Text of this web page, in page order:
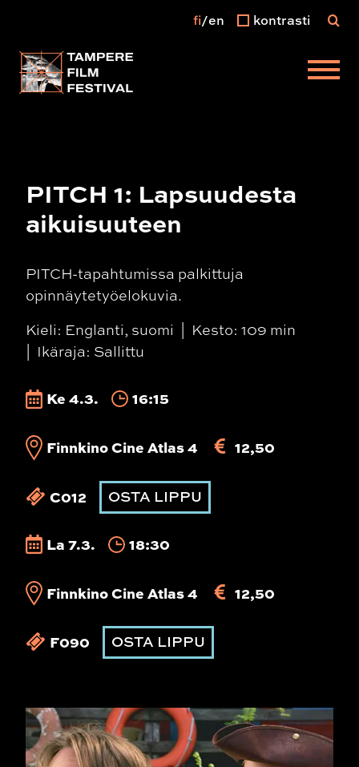
Päävalikko
fi en kontrasti
PITCH 1: Lapsuudesta
aikuisuuteen
PITCH-tapahtumissa palkittuja
opinnäytetyöelokuvia.
Kieli: Englanti, suomi
Kesto: 109 min
Ikäraja: Sallittu
Ke 4.3. 16:15
Finnkino Cine Atlas 4 12,50
C012 OSTA LIPPU
La 7.3. 18:30
Finnkino Cine Atlas 4 12,50
F090 OSTA LIPPU